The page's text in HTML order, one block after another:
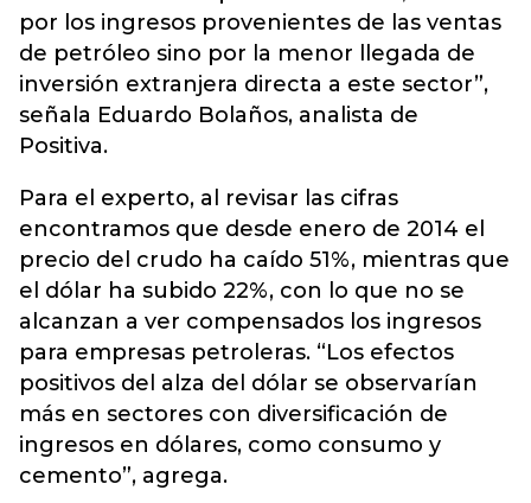
por los ingresos provenientes de las ventas
de petróleo sino por la menor llegada de
inversión extranjera directa a este sector”,
señala Eduardo Bolaños, analista de
Positiva.
Para el experto, al revisar las cifras
encontramos que desde enero de 2014 el
precio del crudo ha caído 51%, mientras que
el dólar ha subido 22%, con lo que no se
alcanzan a ver compensados los ingresos
para empresas petroleras. “Los efectos
positivos del alza del dólar se observarían
más en sectores con diversificación de
ingresos en dólares, como consumo y
cemento”, agrega.